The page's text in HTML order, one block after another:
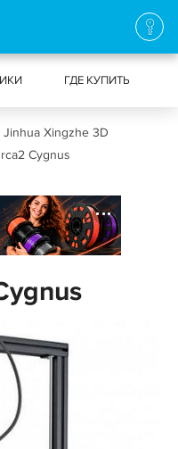
ГДЕ КУПИТЬ
Jinhua Xingzhe 3D
Cygnus